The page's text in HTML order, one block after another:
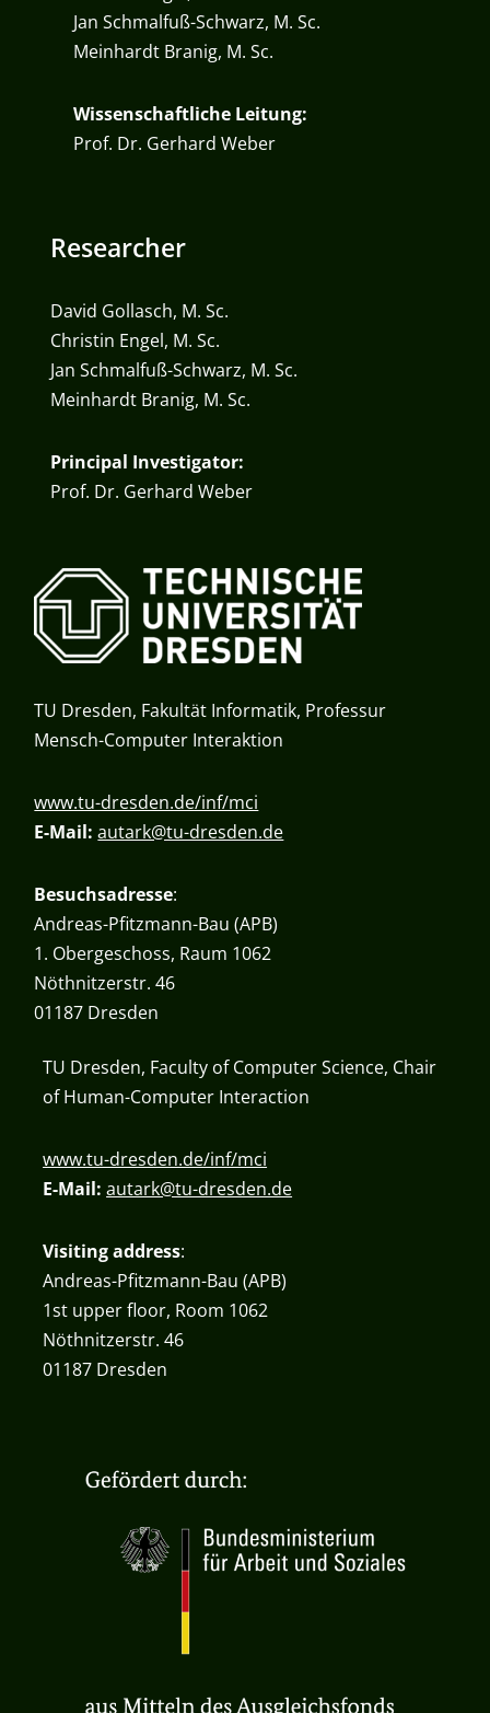
Jan Schmalfuß-Schwarz, M. Sc.
Meinhardt Branig, M. Sc.
Wissenschaftliche Leitung:
Prof. Dr. Gerhard Weber
Researcher
David Gollasch, M. Sc.
Christin Engel, M. Sc.
Jan Schmalfuß-Schwarz, M. Sc.
Meinhardt Branig, M. Sc.
Principal Investigator:
Prof. Dr. Gerhard Weber
TU Dresden, Fakultät Informatik, Professur
Mensch-Computer Interaktion
www.tu-dresden.de/inf/mci
E-Mail:autark@tu-dresden.de
Besuchsadresse:
Andreas-Pfitzmann-Bau (APB)
1. Obergeschoss, Raum 1062
Nöthnitzerstr. 46
01187 Dresden
TU Dresden, Faculty of Computer Science, Chair
of Human-Computer Interaction
www.tu-dresden.de/inf/mci
E-Mail:autark@tu-dresden.de
Visiting address:
Andreas-Pfitzmann-Bau (APB)
1st upper floor, Room 1062
Nöthnitzerstr. 46
01187 Dresden